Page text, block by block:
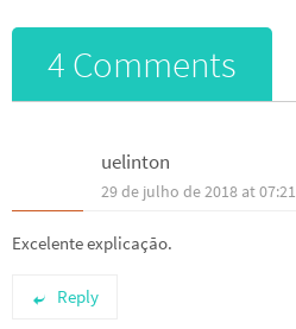
4 Comments
uelinton
29 de julho de 2018 at 07:21
Excelente explicação.
Reply